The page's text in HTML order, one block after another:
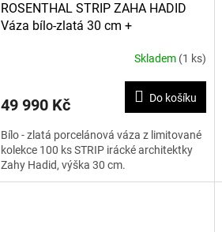
ROSENTHAL STRIP ZAHA HADID
Váza bílo-zlatá 30 cm +
Skladem (1 ks)
49 990 Kč Do košíku
Bílo - zlatá porcelánová váza z limitované
kolekce 100 ks STRIP irácké architektky
Zahy Hadid, výška 30 cm.